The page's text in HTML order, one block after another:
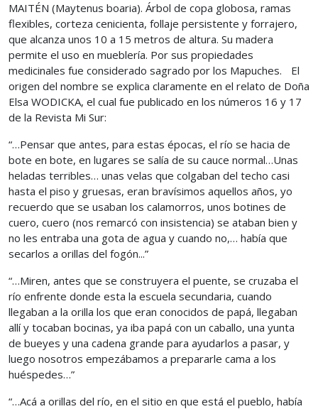
MAITÉN (Maytenus boaria). Árbol de copa globosa, ramas
flexibles, corteza cenicienta, follaje persistente y forrajero,
que alcanza unos 10 a 15 metros de altura. Su madera
permite el uso en mueblería. Por sus propiedades
medicinales fue considerado sagrado por los Mapuches. El
origen del nombre se explica claramente en el relato de Doña
Elsa WODICKA, el cual fue publicado en los números 16 y 17
de la Revista Mi Sur:
“…Pensar que antes, para estas épocas, el río se hacia de
bote en bote, en lugares se salía de su cauce normal…Unas
heladas terribles… unas velas que colgaban del techo casi
hasta el piso y gruesas, eran bravísimos aquellos años, yo
recuerdo que se usaban los calamorros, unos botines de
cuero, cuero (nos remarcó con insistencia) se ataban bien y
no les entraba una gota de agua y cuando no,… había que
secarlos a orillas del fogón...”
“…Miren, antes que se construyera el puente, se cruzaba el
río enfrente donde esta la escuela secundaria, cuando
llegaban a la orilla los que eran conocidos de papá, llegaban
allí y tocaban bocinas, ya iba papá con un caballo, una yunta
de bueyes y una cadena grande para ayudarlos a pasar, y
luego nosotros empezábamos a prepararle cama a los
huéspedes…”
“…Acá a orillas del río, en el sitio en que está el pueblo, había